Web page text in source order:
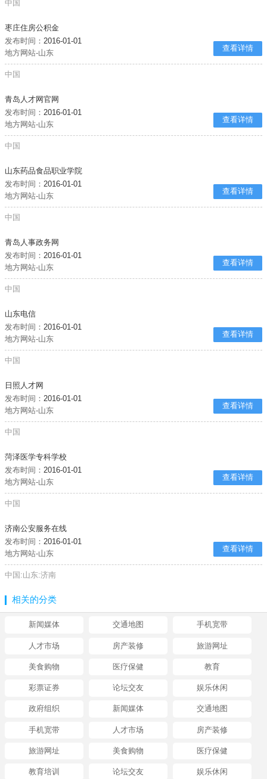
中国
枣庄住房公积金
发布时间：2016-01-01
地方网站-山东
查看详情
中国
青岛人才网官网
发布时间：2016-01-01
地方网站-山东
查看详情
中国
山东药品食品职业学院
发布时间：2016-01-01
地方网站-山东
查看详情
中国
青岛人事政务网
发布时间：2016-01-01
地方网站-山东
查看详情
中国
山东电信
发布时间：2016-01-01
地方网站-山东
查看详情
中国
日照人才网
发布时间：2016-01-01
地方网站-山东
查看详情
中国
菏泽医学专科学校
发布时间：2016-01-01
地方网站-山东
查看详情
中国
济南公安服务在线
发布时间：2016-01-01
地方网站-山东
查看详情
中国:山东:济南
相关的分类
新闻媒体 交通地图 手机宽带
人才市场 房产装修 旅游网址
美食购物 医疗保健 教育
彩票证券 论坛交友 娱乐休闲
政府组织 新闻媒体 交通地图
手机宽带 人才市场 房产装修
旅游网址 美食购物 医疗保健
教育培训 论坛交友 娱乐休闲